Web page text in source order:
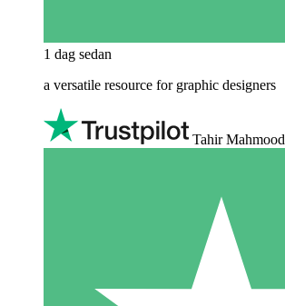
1 dag sedan
a versatile resource for graphic designers
Tahir Mahmood